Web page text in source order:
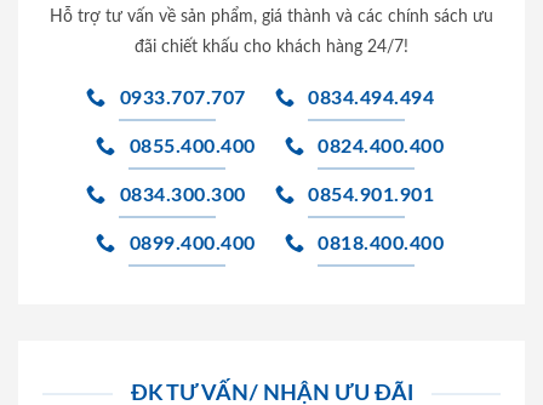
Hỗ trợ tư vấn về sản phẩm, giá thành và các chính sách ưu
đãi chiết khấu cho khách hàng 24/7!
0933.707.707 0834.494.494
0855.400.400 0824.400.400
0834.300.300 0854.901.901
0899.400.400 0818.400.400
ĐK TƯ VẤN/ NHẬN ƯU ĐÃI